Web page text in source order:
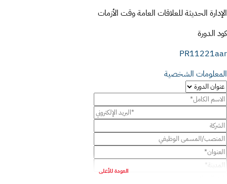
العودة للأعلى
الإدارة الحديثة للعلاقات العامة وقت الأزمات
كود الدورة
PR11221aar
المعلومات الشخصية